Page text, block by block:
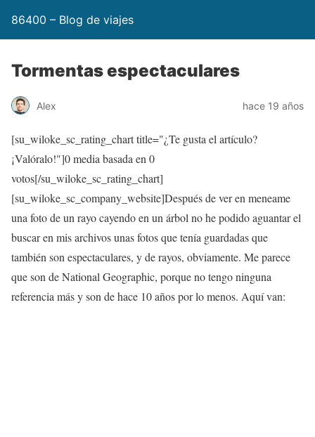
86400 – Blog de viajes
Tormentas espectaculares
Alex hace 19 años
[su_wiloke_sc_rating_chart title="¿Te gusta el artículo?
¡Valóralo!"]0media basada en 0
votos[/su_wiloke_sc_rating_chart]
[su_wiloke_sc_company_website]Después de ver en meneame
una foto de un rayo cayendo en un árbol no he podido aguantar el
buscar en mis archivos unas fotos que tenía guardadas que
también son espectaculares, y de rayos, obviamente. Me parece
que son de National Geographic, porque no tengo ninguna
referencia más y son de hace 10 años por lo menos. Aquí van: